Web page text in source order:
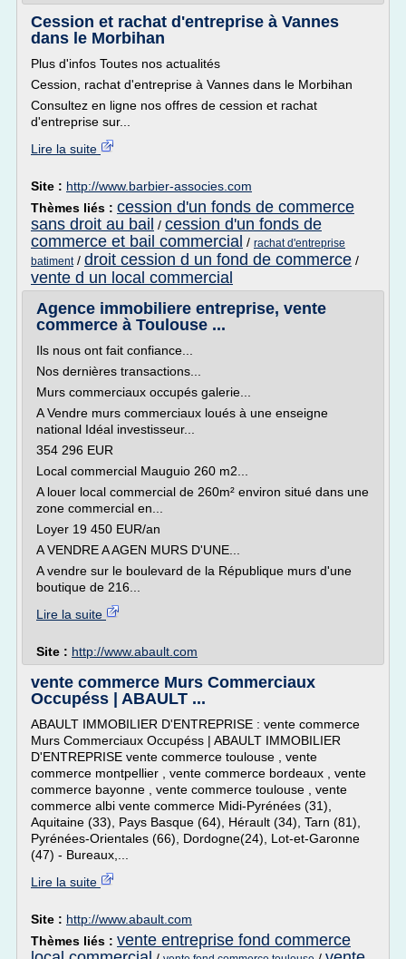
Cession et rachat d'entreprise à Vannes
dans le Morbihan
Plus d'infos Toutes nos actualités
Cession, rachat d'entreprise à Vannes dans le Morbihan
Consultez en ligne nos offres de cession et rachat
d'entreprise sur...
Lire la suite
Site : http://www.barbier-associes.com
Thèmes liés : cession d'un fonds de commerce
sans droit au bail / cession d'un fonds de
commerce et bail commercial / rachat d'entreprise
batiment/ droit cession d un fond de commerce /
vente d un local commercial
Agence immobiliere entreprise, vente
commerce à Toulouse ...
Ils nous ont fait confiance...
Nos dernières transactions...
Murs commerciaux occupés galerie...
A Vendre murs commerciaux loués à une enseigne
national Idéal investisseur...
354 296 EUR
Local commercial Mauguio 260 m2...
A louer local commercial de 260m² environ situé dans une
zone commercial en...
Loyer 19 450 EUR/an
A VENDRE A AGEN MURS D'UNE...
A vendre sur le boulevard de la République murs d'une
boutique de 216...
Lire la suite
Site : http://www.abault.com
vente commerce Murs Commerciaux
Occupéss | ABAULT ...
ABAULT IMMOBILIER D'ENTREPRISE : vente commerce
Murs Commerciaux Occupéss | ABAULT IMMOBILIER
D'ENTREPRISE vente commerce toulouse , vente
commerce montpellier , vente commerce bordeaux , vente
commerce bayonne , vente commerce toulouse , vente
commerce albi vente commerce Midi-Pyrénées (31),
Aquitaine (33), Pays Basque (64), Hérault (34), Tarn (81),
Pyrénées-Orientales (66), Dordogne(24), Lot-et-Garonne
(47) - Bureaux,...
Lire la suite
Site : http://www.abault.com
Thèmes liés : vente entreprise fond commerce